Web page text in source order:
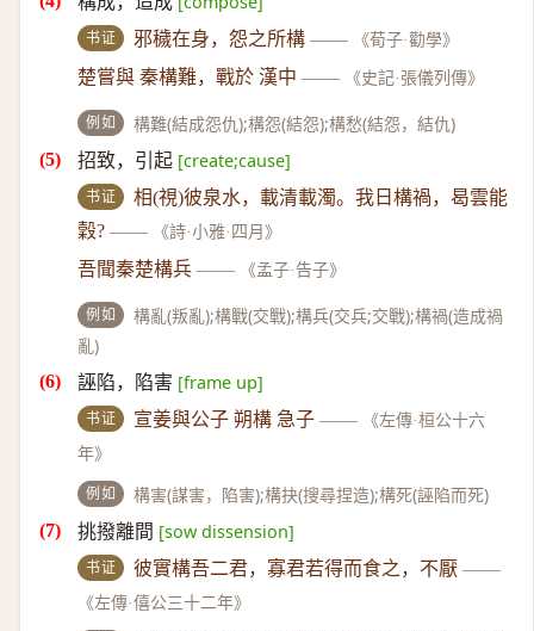
书证 邪穢在身，怨之所構 —— 《荀子·勸學》
楚嘗與 秦構難，戰於 漢中 —— 《史記·張儀列傳》
例如 構難(結成怨仇);構怨(結怨);構愁(結怨，結仇)
招致，引起 [create;cause]
书证
相(視)彼泉水，載清載濁。我日構禍，曷雲能
穀? —— 《詩·小雅·四月》
吾聞秦楚構兵 —— 《孟子·告子》
例如
構亂(叛亂);構戰(交戰);構兵(交兵;交戰);構禍(造成禍
亂)
誣陷，陷害 [frame up]
书证 宣姜與公子 朔構 急子 ——
《左傳·桓公十六
年》
例如 構害(謀害，陷害);構抉(搜尋捏造);構死(誣陷而死)
挑撥離間 [sow dissension]
书证 彼實構吾二君，寡君若得而食之，不厭 ——
《左傳·僖公三十二年》